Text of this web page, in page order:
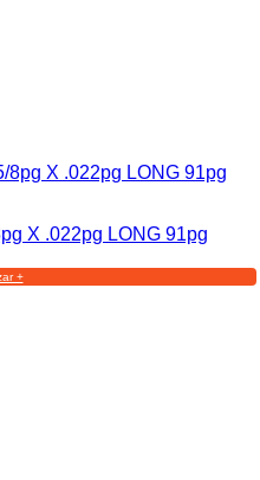
X .022pg LONG 91pg
+